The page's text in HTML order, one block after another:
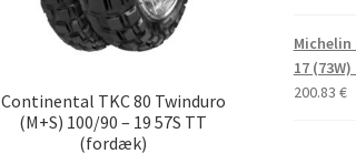
Continental TKC 80 Twinduro
(M+S) 100/90 – 19 57S TT
(fordæk)
Michelin
17
200.83 €